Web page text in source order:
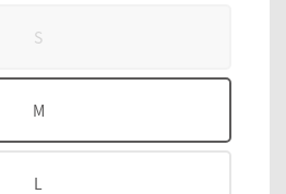
S
M
L